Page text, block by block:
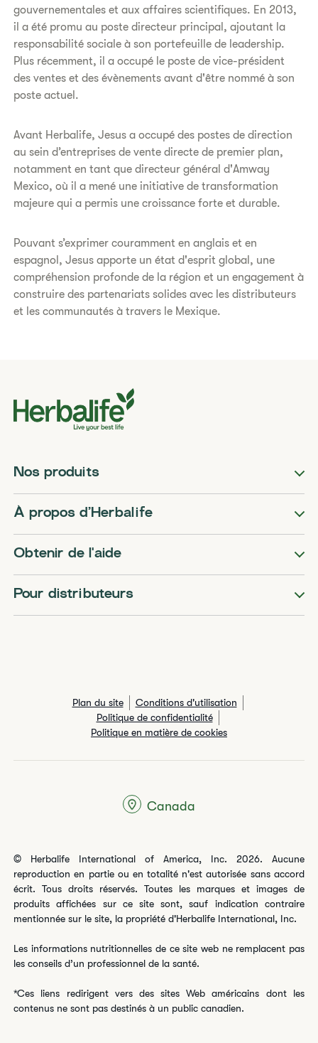
gouvernementales et aux affaires scientifiques. En 2013,
il a été promu au poste directeur principal, ajoutant la
responsabilité sociale à son portefeuille de leadership.
Plus récemment, il a occupé le poste de vice-président
des ventes et des évènements avant d'être nommé à son
poste actuel.
Avant Herbalife, Jesus a occupé des postes de direction
au sein d’entreprises de vente directe de premier plan,
notamment en tant que directeur général d'Amway
Mexico, où il a mené une initiative de transformation
majeure qui a permis une croissance forte et durable.
Pouvant s’exprimer couramment en anglais et en
espagnol, Jesus apporte un état d'esprit global, une
compréhension profonde de la région et un engagement à
construire des partenariats solides avec les distributeurs
et les communautés à travers le Mexique.
Nos produits
​​À propos d’Herbalife​
Obtenir de l'aide
Pour distributeurs
Plan du site
Conditions d'utilisation
Politique de confidentialité
Politique en matière de cookies
© Herbalife International of America, Inc. 2026. Aucune
reproduction en partie ou en totalité n'est autorisée sans accord
écrit. Tous droits réservés. Toutes les marques et images de
produits affichées sur ce site sont, sauf indication contraire
mentionnée sur le site, la propriété d'Herbalife International, Inc.
Les informations nutritionnelles de ce site web ne remplacent pas
les conseils d’un professionnel de la santé.
*Ces liens redirigent vers des sites Web américains dont les
contenus ne sont pas destinés à un public canadien.
Canada